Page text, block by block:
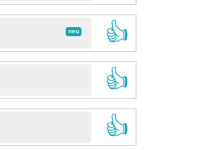
neu
👍
👍
👍